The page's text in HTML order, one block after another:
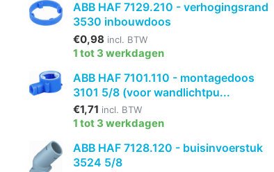
ABB HAF 7129.210 - verhogingsrand
3530 inbouwdoos
€0,98 incl. BTW
1 tot 3 werkdagen
ABB HAF 7101.110 - montagedoos
3101 5/8 (voor wandlichtpu...
€1,71 incl. BTW
1 tot 3 werkdagen
ABB HAF 7128.120 - buisinvoerstuk
3524 5/8